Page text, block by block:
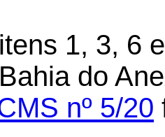
1, 3, 6
do
nº 5/20